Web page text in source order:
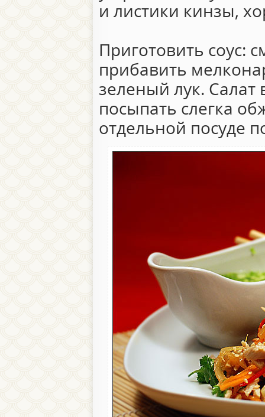
и листики кинзы,
Приготовить соус:
прибавить
зеленый лук. Салат
посыпать слегка
отдельной посуде